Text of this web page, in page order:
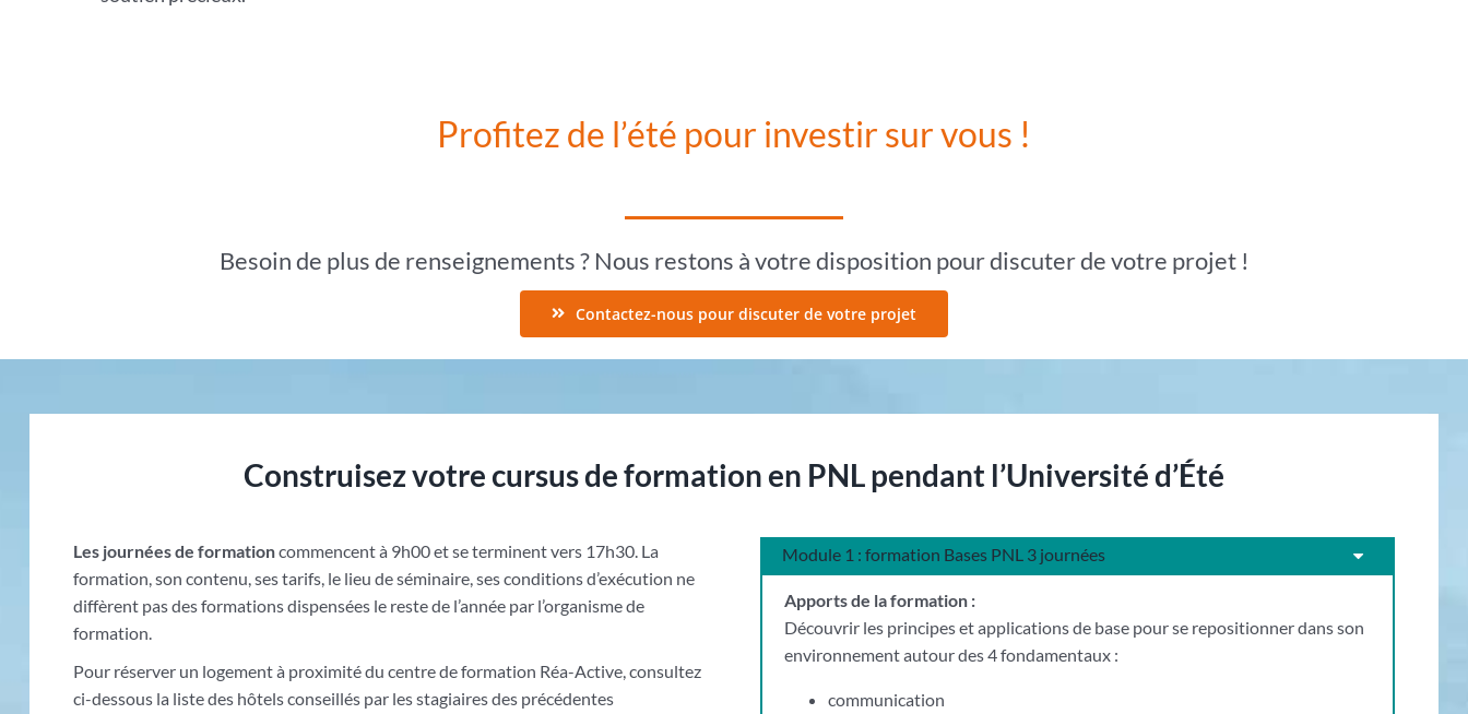
Profitez de l’été pour investir sur vous !
Besoin de plus de renseignements ? Nous restons à votre disposition pour discuter de votre projet !
Contactez-nous pour discuter de votre projet
Construisez votre cursus de formation en PNL pendant l’Université d’Été
Les journées de formationcommencent à 9h00 et se terminent vers 17h30. La
formation, son contenu, ses tarifs, le lieu de séminaire, ses conditions d’exécution ne
diffèrent pas des formations dispensées le reste de l’année par l’organisme de
formation.
Pour réserver un logement à proximité du centre de formation Réa-Active, consultez
ci-dessous la liste des hôtels conseillés par les stagiaires des précédentes
Module 1 : formation Bases PNL 3 journées
Apports de la formation :
Découvrir les principes et applications de base pour se repositionner dans son
environnement autour des 4 fondamentaux :
communication